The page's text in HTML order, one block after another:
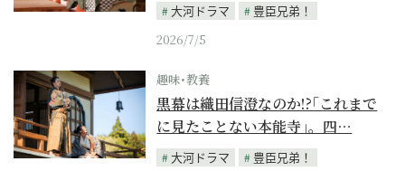
大河ドラマ
豊臣兄弟！
2026/7/5
趣味･教養
黒幕は織田信澄なのか!?｢これまで
に見たことない本能寺｣。四…
大河ドラマ
豊臣兄弟！